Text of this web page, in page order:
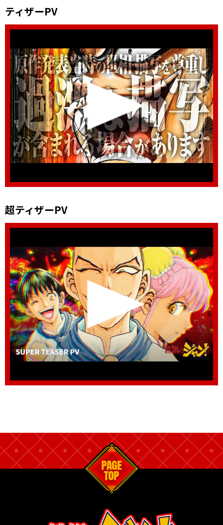
ティザーPV
超ティザーPV